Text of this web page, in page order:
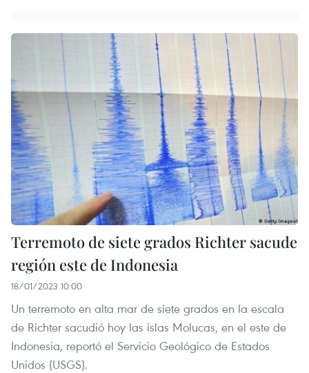
Terremoto de siete grados Richter sacude
región este de Indonesia
18/01/2023 10:00
Un terremoto en alta mar de siete grados en la escala
de Richter sacudió hoy las islas Molucas, en el este de
Indonesia, reportó el Servicio Geológico de Estados
Unidos (USGS).